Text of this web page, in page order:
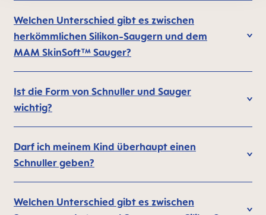
Welchen Unterschied gibt es zwischen
herkömmlichen Silikon-Saugern und dem
MAM SkinSoft™ Sauger?
Ist die Form von Schnuller und Sauger
wichtig?
Darf ich meinem Kind überhaupt einen
Schnuller geben?
Welchen Unterschied gibt es zwischen